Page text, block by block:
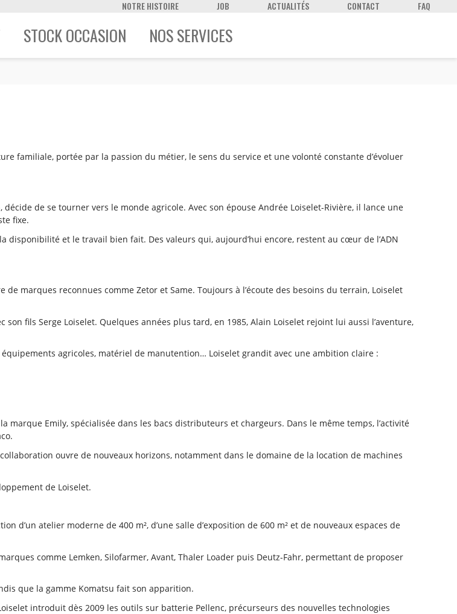
NOTRE HISTOIRE JOB ACTUALITÉS CONTACT FAQ
STOCK OCCASION NOS SERVICES
familiale, portée par la passion du métier, le sens du service et une volonté constante d’évoluer
de se tourner vers le monde agricole. Avec son épouse Andrée Loiselet-Rivière, il lance une
fixe.
et le travail bien fait. Des valeurs qui, aujourd’hui encore, restent au cœur de l’ADN
marques reconnues comme Zetor et Same. Toujours à l’écoute des besoins du terrain, Loiselet
fils Serge Loiselet. Quelques années plus tard, en 1985, Alain Loiselet rejoint lui aussi l’aventure,
agricoles, matériel de manutention… Loiselet grandit avec une ambition claire :
marque Emily, spécialisée dans les bacs distributeurs et chargeurs. Dans le même temps, l’activité
ouvre de nouveaux horizons, notamment dans le domaine de la location de machines
de Loiselet.
d’un atelier moderne de 400 m², d’une salle d’exposition de 600 m² et de nouveaux espaces de
comme Lemken, Silofarmer, Avant, Thaler Loader puis Deutz-Fahr, permettant de proposer
que la gamme Komatsu fait son apparition.
introduit dès 2009 les outils sur batterie Pellenc, précurseurs des nouvelles technologies